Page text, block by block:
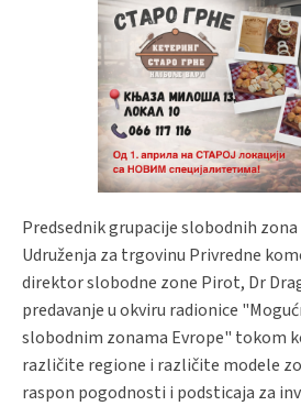
Predsednik grupacije slobodnih
Udruženja za trgovinu Privredne
direktor slobodne zone Pirot, Dr
predavanje u okviru radionice
slobodnim zonama Evrope" tokom
različite regione i različite modele
raspon pogodnosti i podsticaja za